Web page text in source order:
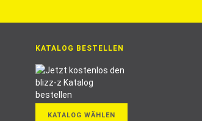
KATALOG BESTELLEN
KATALOG WÄHLEN